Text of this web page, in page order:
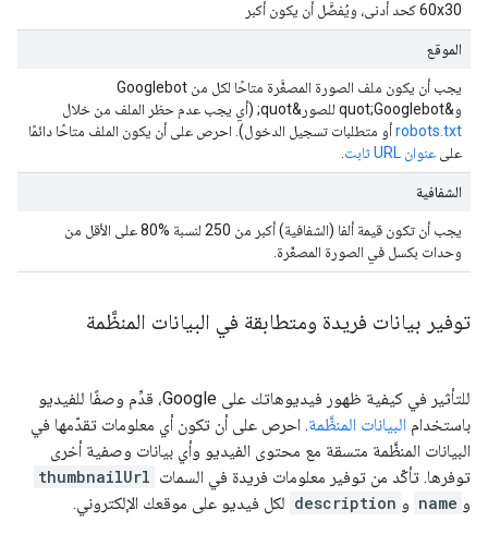
‫60x30 كحد أدنى، ويُفضَّل أن يكون أكبر
الموقع
يجب أن يكون ملف الصورة المصغَّرة متاحًا لكل من Googlebot
و&quot;Googlebot للصور&quot; (أي يجب عدم حظر الملف من خلال
robots.txtأو متطلبات تسجيل الدخول). احرص على أن يكون الملف متاحًا دائمًا
على عنوان URL ثابت
الشفافية
يجب أن تكون قيمة ألفا (الشفافية) أكبر من 250 لنسبة %80 على الأقل من
وحدات بكسل في الصورة المصغّرة.
توفير بيانات فريدة ومتطابقة في البيانات المنظَّمة
للتأثير في كيفية ظهور فيديوهاتك على Google، قدِّم وصفًا للفيديو
باستخدام البيانات المنظَّمة. احرص على أن تكون أي معلومات تقدّمها في
البيانات المنظَّمة متسقة مع محتوى الفيديو وأي بيانات وصفية أخرى
توفرها. تأكّد من توفير معلومات فريدة في السمات thumbnailUrl
و name و description لكل فيديو على موقعك الإلكتروني.